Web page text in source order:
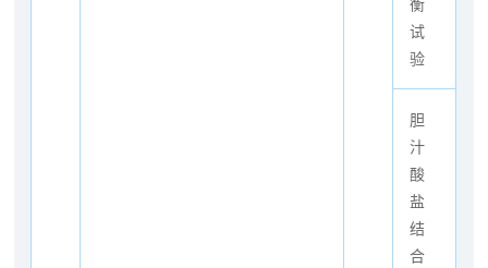
试
验
胆
汁
酸
盐
结
合